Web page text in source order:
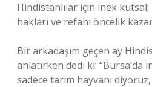
Hindistanlılar için inek
hakları ve refahı öncelik
Bir arkadaşım geçen ay
anlatırken dedi ki: “Bursa’da
sadece tarım hayvanı